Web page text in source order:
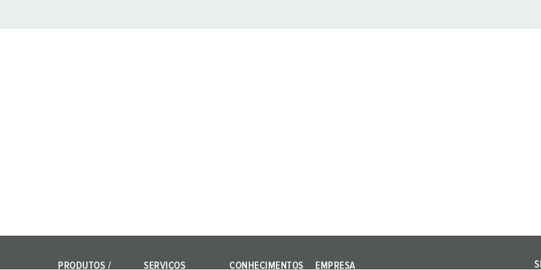
PRODUTOS / SERVIÇOS CONHECIMENTOS EMPRESA